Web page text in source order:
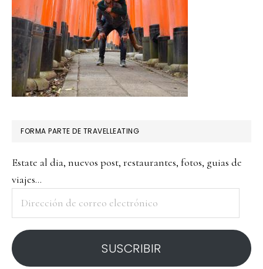
FORMA PARTE DE TRAVELLEATING
Estate al dia, nuevos post, restaurantes, fotos, guias de
viajes...
correo
electrónico
SUSCRIBIR